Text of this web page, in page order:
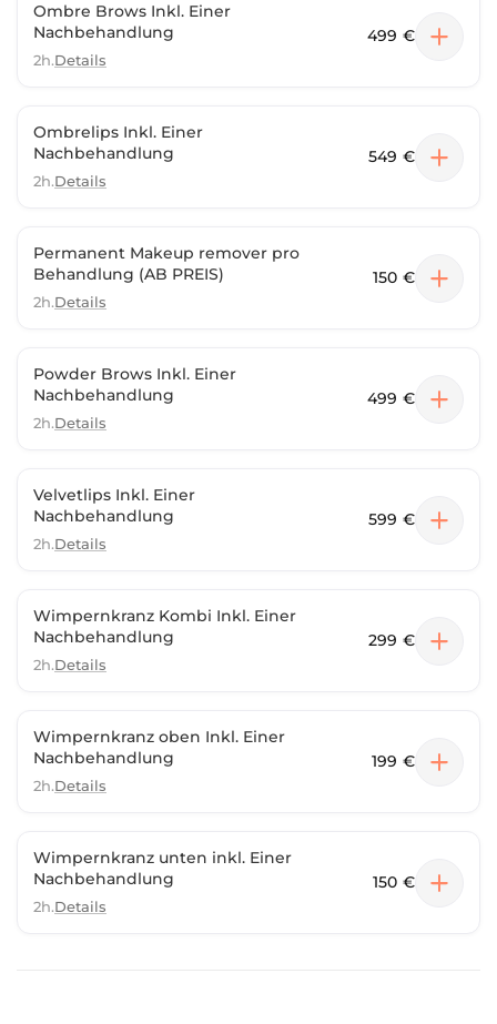
Ombre Brows Inkl. Einer
Nachbehandlung
2h.Details
499 €
Ombrelips Inkl. Einer
Nachbehandlung
2h.Details
549 €
Permanent Makeup remover pro
Behandlung (AB PREIS)
2h.Details
150 €
Powder Brows Inkl. Einer
Nachbehandlung
2h.Details
499 €
Velvetlips Inkl. Einer
Nachbehandlung
2h.Details
599 €
Wimpernkranz Kombi Inkl. Einer
Nachbehandlung
2h.Details
299 €
Wimpernkranz oben Inkl. Einer
Nachbehandlung
2h.Details
199 €
Wimpernkranz unten inkl. Einer
Nachbehandlung
2h.Details
150 €